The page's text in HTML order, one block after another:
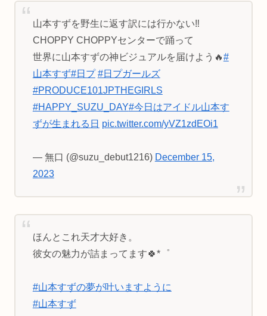
山本すずを野生に返す訳には行かない‼️
CHOPPY CHOPPYセンターで踊って
世界に山本すずの神ビジュアルを届けよう🔥#
山本すず#日プ #日プガールズ
#PRODUCE101JPTHEGIRLS
#HAPPY_SUZU_DAY#今日はアイドル山本す
ずが生まれる日 pic.twitter.com/yVZ1zdEOi1
— 無口 (@suzu_debut1216) December 15,
2023
ほんとこれ天才大好き。
彼女の魅力が詰まってます🍀*゜
#山本すずの夢が叶いますように
#山本すず